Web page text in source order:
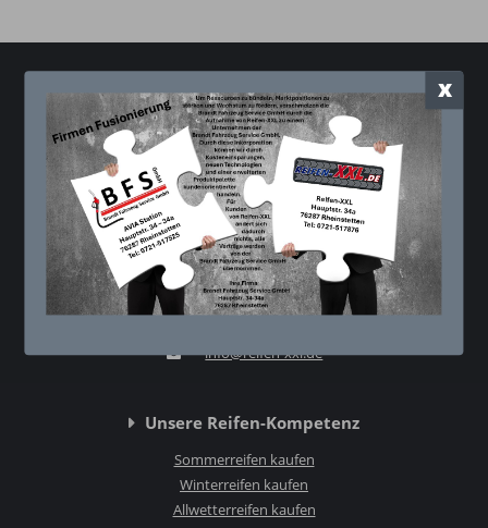
x
Kontakt
Reifen XXL - Thomas Brandt
Hauptstr. 34a
76287 Rheinstetten
0721 - 51 78 76
0721 - 51 74 59
info@reifen-xxl.de
Unsere Reifen-Kompetenz
Sommerreifen kaufen
Winterreifen kaufen
Allwetterreifen kaufen